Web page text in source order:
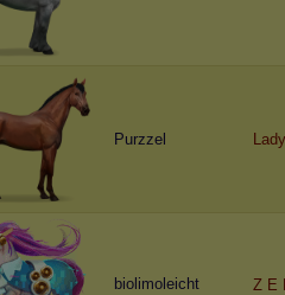
Purzzel
biolimoleicht Z E